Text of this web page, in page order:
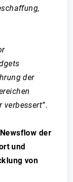
der
verbessert”.
der
und
von